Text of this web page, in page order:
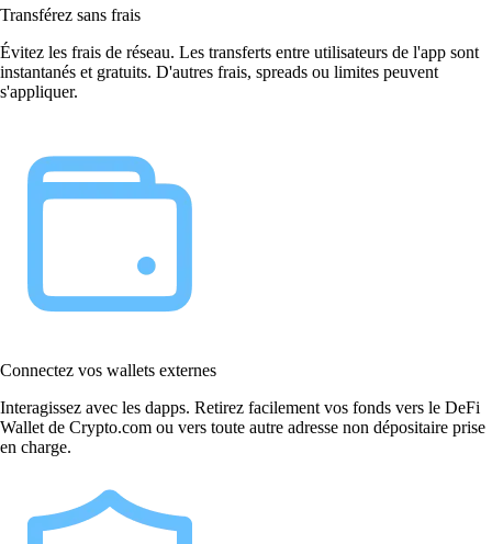
Transférez sans frais
Évitez les frais de réseau. Les transferts entre utilisateurs de l'app sont
instantanés et gratuits. D'autres frais, spreads ou limites peuvent
s'appliquer.
Connectez vos wallets externes
Interagissez avec les dapps. Retirez facilement vos fonds vers le DeFi
Wallet de Crypto.com ou vers toute autre adresse non dépositaire prise
en charge.